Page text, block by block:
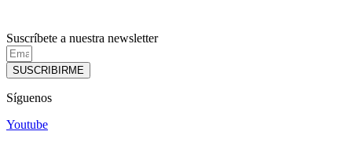
Suscríbete a nuestra newsletter
SUSCRIBIRME
Síguenos
Youtube